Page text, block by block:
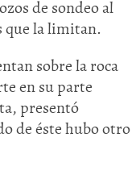
de sondeo al
que la limitan.
sobre la roca
en su parte
presentó
de éste hubo otro
Olmecas